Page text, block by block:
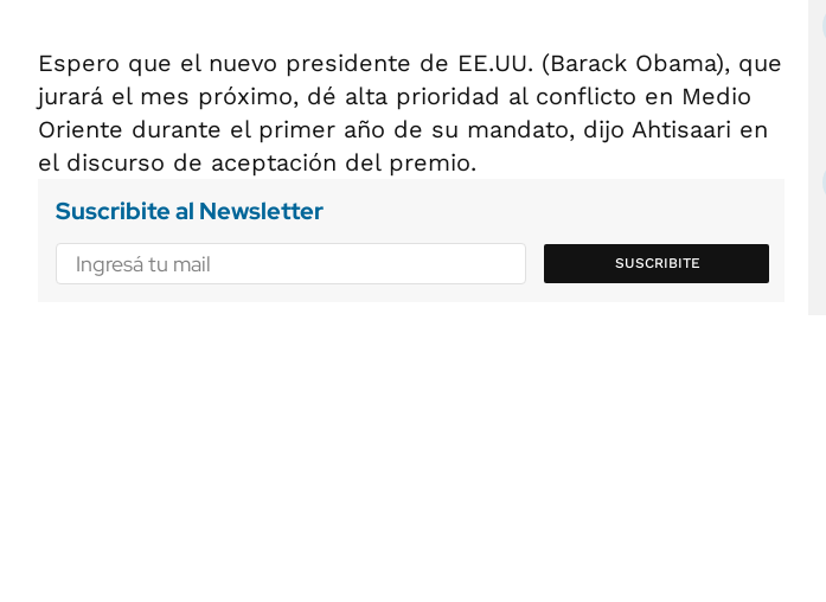
Espero que el nuevo presidente de EE.UU. (Barack Obama), que
jurará el mes próximo, dé alta prioridad al conflicto en Medio
Oriente durante el primer año de su mandato, dijo Ahtisaari en
el discurso de aceptación del premio.
Suscribite al Newsletter
SUSCRIBITE